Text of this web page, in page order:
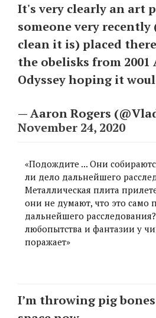
It's very clearly an art
someone very
clean it is) placed
the obelisks from 2001
Odyssey hoping it
— Aaron Rogers
November 24, 2020
«Подождите ... Они
ли дело дальнейшего
Металлическая плита
они не думают, что это само
дальнейшего
любопытства и фантазии у
поражает»
I’m throwing pig